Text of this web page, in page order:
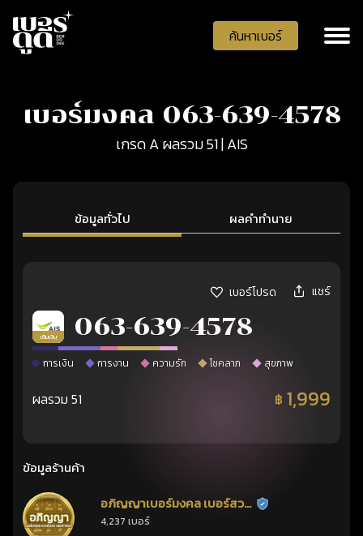
ค้นหาเบอร์
เบอร์มงคล 063-639-4578
เกรด A ผลรวม 51 | AIS
ข้อมูลทั่วไป ผลคำทำนาย
เบอร์โปรด แชร์
เติมเงิน 063-639-4578
การเงิน การงาน ความรัก โชคลาภ สุขภาพ
ผลรวม 51 ฿ 1,999
ข้อมูลร้านค้า
อภิญญาเบอร์มงคล เบอร์สวย
เลขศาสตร์
ร้านยืนยันแล้ว
4,237 เบอร์